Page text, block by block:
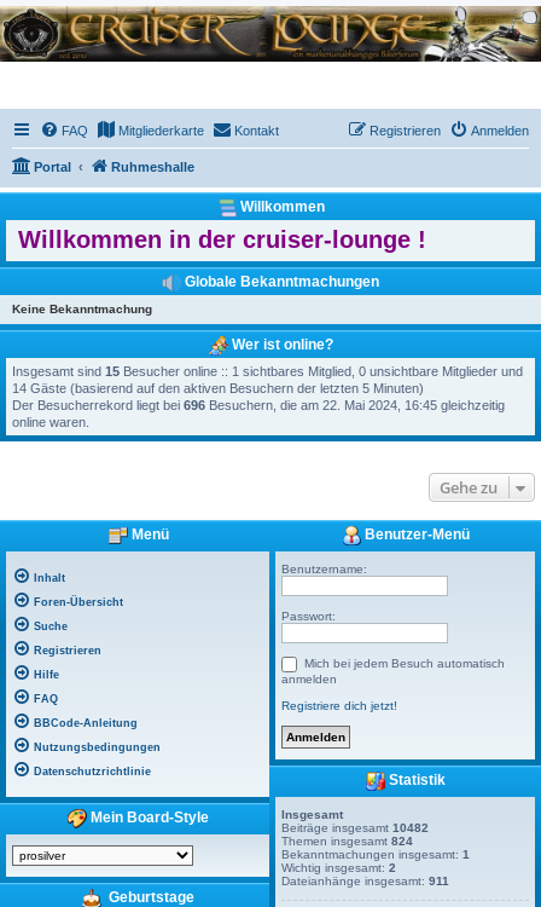
FAQ Mitgliederkarte Kontakt Anmelden
Registrieren
Portal Ruhmeshalle
Willkommen
Willkommen in der cruiser-lounge !
Globale Bekanntmachungen
Keine Bekanntmachung
Wer ist online?
Insgesamt sind 15 Besucher online :: 1 sichtbares Mitglied, 0 unsichtbare Mitglieder und
14 Gäste (basierend auf den aktiven Besuchern der letzten 5 Minuten)
Der Besucherrekord liegt bei 696 Besuchern, die am 22. Mai 2024, 16:45 gleichzeitig
online waren.
Gehe zu
Menü
Inhalt
Foren-Übersicht
Suche
Registrieren
Hilfe
FAQ
BBCode-Anleitung
Nutzungsbedingungen
Datenschutzrichtlinie
Mein Board-Style
Geburtstage
Benutzer-Menü
Benutzername:
Passwort:
Mich bei jedem Besuch automatisch
anmelden
Registriere dich jetzt!
Statistik
Insgesamt
Beiträge insgesamt10482
Themen insgesamt824
Bekanntmachungen insgesamt:1
Wichtig insgesamt:2
Dateianhänge insgesamt:911